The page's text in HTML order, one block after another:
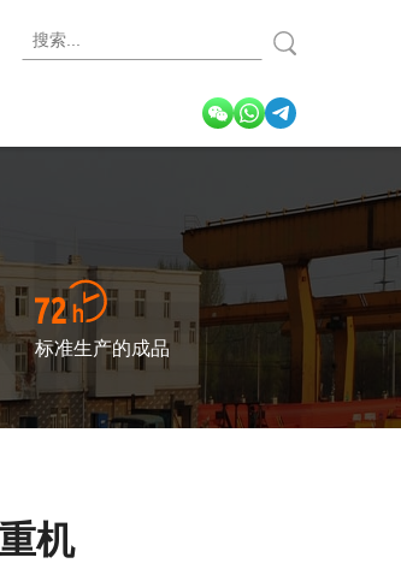
标准生产的成品
机